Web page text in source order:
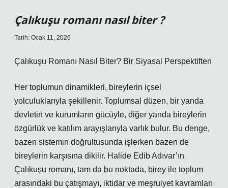
Çalıkuşu romanı nasıl biter ?
Tarih: Ocak 11, 2026
Çalıkuşu Romanı Nasıl Biter? Bir Siyasal Perspektiften
Her toplumun dinamikleri, bireylerin içsel
yolculuklarıyla şekillenir. Toplumsal düzen, bir yanda
devletin ve kurumların gücüyle, diğer yanda bireylerin
özgürlük ve katılım arayışlarıyla varlık bulur. Bu denge,
bazen sistemin doğrultusunda işlerken bazen de
bireylerin karşısına dikilir. Halide Edib Adıvar’ın
Çalıkuşu romanı, tam da bu noktada, birey ile toplum
arasındaki bu çatışmayı, iktidar ve meşruiyet kavramları